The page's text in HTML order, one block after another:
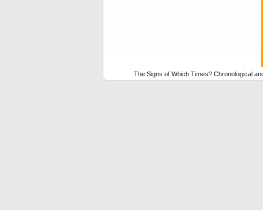
The Signs of Which Times? Chronological